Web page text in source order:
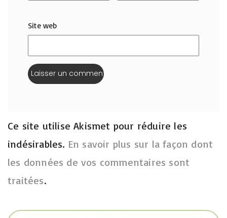
Site web
Ce site utilise Akismet pour réduire les
indésirables. En savoir plus sur la façon dont
les données de vos commentaires sont
traitées.